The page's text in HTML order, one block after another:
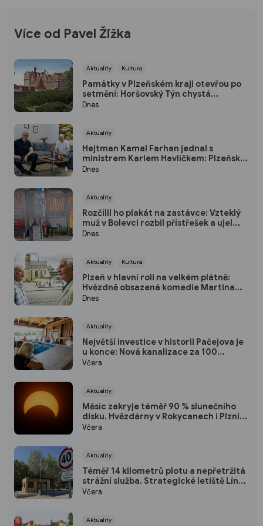
Více od Pavel Žižka
Aktuality Kultura
Památky v Plzeňském kraji otevřou po
setmění: Horšovský Týn chystá
japonský program, Rabí osvítí svíčky
Dnes
Aktuality
Hejtman Kamal Farhan jednal s
ministrem Karlem Havlíčkem: Plzeňský
kraj chce sázet na inovace a
Dnes
Aktuality
Rozčílil ho plakát na zastávce: Vzteklý
muž v Bolevci rozbil přístřešek a ujel
tramvají, strážníci ho bleskově dostihli
Dnes
Aktuality Kultura
Plzeň v hlavní roli na velkém plátně:
Hvězdně obsazená komedie Martina
Horského se představí na bezplatné
Dnes
Aktuality
Největší investice v historii Pačejova je
u konce: Nová kanalizace za 100
milionů korun získala kolaudaci, obec
Včera
Aktuality
Měsíc zakryje téměř 90 % slunečního
disku. Hvězdárny v Rokycanech i Plzni
zvou na podvečerní sledování
Včera
Aktuality
Téměř 14 kilometrů plotu a nepřetržitá
strážní služba. Strategické letiště Líně
má od srpna nový režim vstupů
Včera
Aktuality